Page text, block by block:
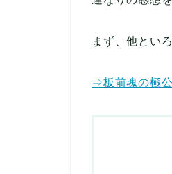
まず、他とい
⇒板前魂の極